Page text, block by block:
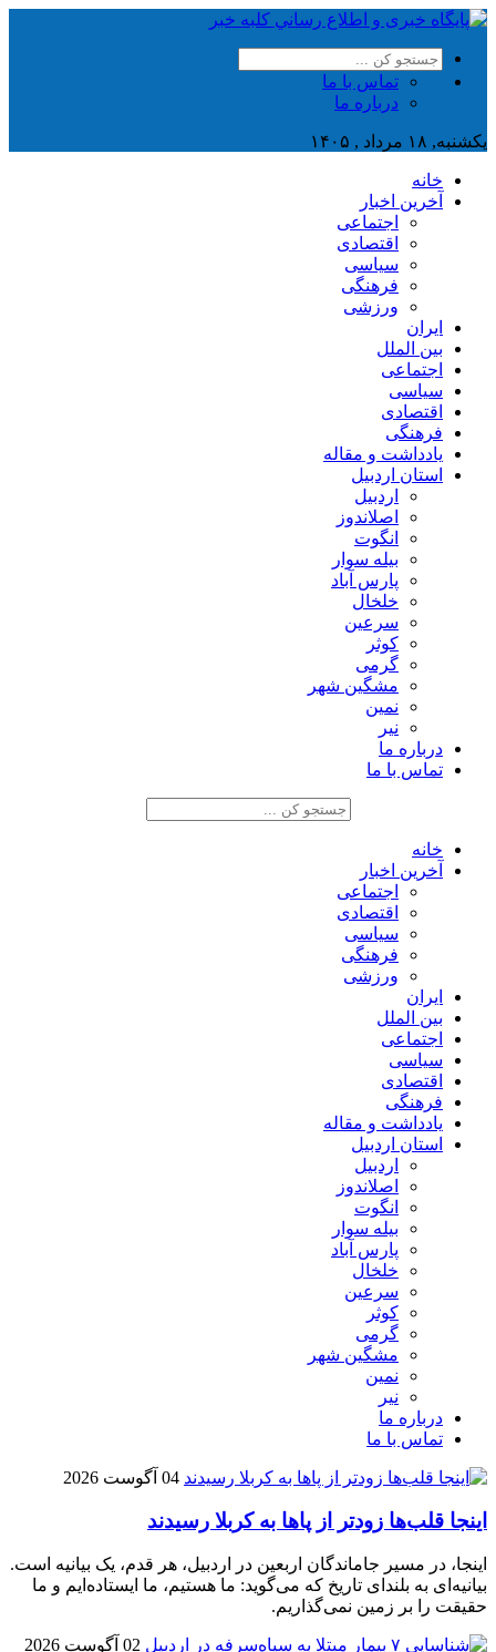
تماس با ما
درباره ما
یکشنبه, ۱۸ مرداد , ۱۴۰۵
خانه
آخرین اخبار
اجتماعی
اقتصادی
سیاسی
فرهنگی
ورزشی
ایران
بین الملل
اجتماعی
سیاسی
اقتصادی
فرهنگی
یادداشت و مقاله
استان اردبیل
اردبیل
اصلاندوز
انگوت
بیله سوار
پارس آباد
خلخال
سرعین
کوثر
گرمی
مشگین شهر
نمین
نیر
درباره ما
تماس با ما
خانه
آخرین اخبار
اجتماعی
اقتصادی
سیاسی
فرهنگی
ورزشی
ایران
بین الملل
اجتماعی
سیاسی
اقتصادی
فرهنگی
یادداشت و مقاله
استان اردبیل
اردبیل
اصلاندوز
انگوت
بیله سوار
پارس آباد
خلخال
سرعین
کوثر
گرمی
مشگین شهر
نمین
نیر
درباره ما
تماس با ما
04 آگوست 2026
اینجا قلب‌ها زودتر از پاها به کربلا رسیدند
اینجا، در مسیر جاماندگان اربعین در اردبیل، هر قدم، یک بیانیه است.
بیانیه‌ای به بلندای تاریخ که می‌گوید: ما هستیم، ما ایستاده‌ایم و ما
حقیقت را بر زمین نمی‌گذاریم.
02 آگوست 2026